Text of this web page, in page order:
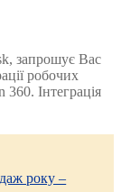
запрошує Вас
робочих
Інтеграція
року –